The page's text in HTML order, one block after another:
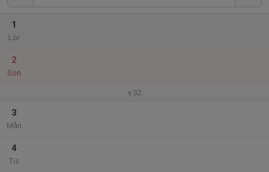
1
Lör
2
Sön
v.32
3
Mån
4
Tis